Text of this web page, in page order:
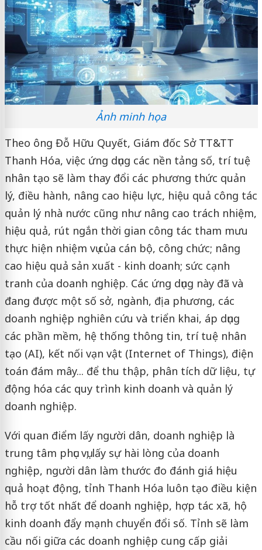
Ảnh minh họa
Theo ông Đỗ Hữu Quyết, Giám đốc Sở TT&TT
Thanh Hóa, việc ứng dụng các nền tảng số, trí tuệ
nhân tạo sẽ làm thay đổi các phương thức quản
lý, điều hành, nâng cao hiệu lực, hiệu quả công tác
quản lý nhà nước cũng như nâng cao trách nhiệm,
hiệu quả, rút ngắn thời gian công tác tham mưu
thực hiện nhiệm vụ của cán bộ, công chức; nâng
cao hiệu quả sản xuất - kinh doanh; sức cạnh
tranh của doanh nghiệp. Các ứng dụng này đã và
đang được một số sở, ngành, địa phương, các
doanh nghiệp nghiên cứu và triển khai, áp dụng
các phần mềm, hệ thống thông tin, trí tuệ nhân
tạo (AI), kết nối vạn vật (Internet of Things), điện
toán đám mây... để thu thập, phân tích dữ liệu, tự
động hóa các quy trình kinh doanh và quản lý
doanh nghiệp.
Với quan điểm lấy người dân, doanh nghiệp là
trung tâm phục vụ; lấy sự hài lòng của doanh
nghiệp, người dân làm thước đo đánh giá hiệu
quả hoạt động, tỉnh Thanh Hóa luôn tạo điều kiện
hỗ trợ tốt nhất để doanh nghiệp, hợp tác xã, hộ
kinh doanh đẩy mạnh chuyển đổi số. Tỉnh sẽ làm
cầu nối giữa các doanh nghiệp cung cấp giải